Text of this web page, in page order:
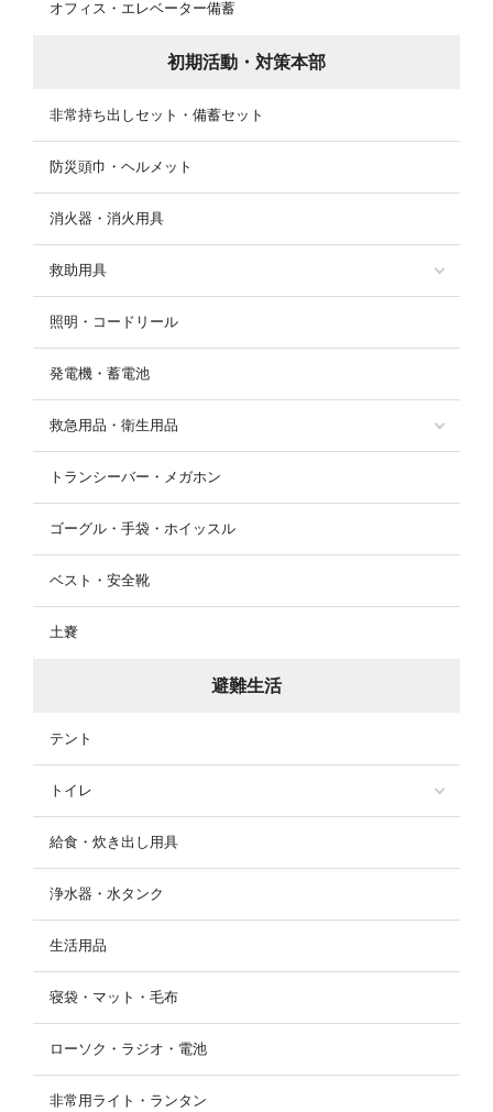
オフィス・エレベーター備蓄
初期活動・対策本部
非常持ち出しセット・備蓄セット
防災頭巾・ヘルメット
消火器・消火用具
救助用具
照明・コードリール
発電機・蓄電池
救急用品・衛生用品
トランシーバー・メガホン
ゴーグル・手袋・ホイッスル
ベスト・安全靴
土嚢
避難生活
テント
トイレ
給食・炊き出し用具
浄水器・水タンク
生活用品
寝袋・マット・毛布
ローソク・ラジオ・電池
非常用ライト・ランタン